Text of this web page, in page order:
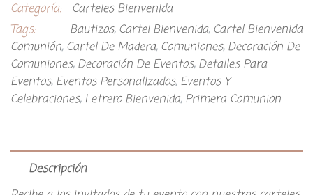
Categoría:
Carteles Bienvenida
Tags:
Bautizos, Cartel Bienvenida, Cartel Bienvenida
Comunión, Cartel De Madera, Comuniones, Decoración De
Comuniones, Decoración De Eventos, Detalles Para
Eventos, Eventos Personalizados, Eventos Y
Celebraciones, Letrero Bienvenida, Primera Comunion
Descripción